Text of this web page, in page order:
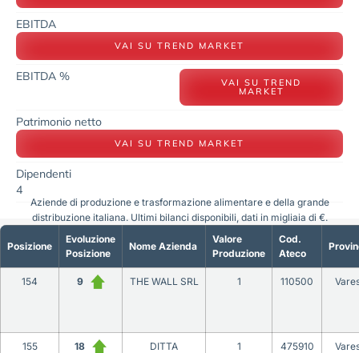
EBITDA
VAI SU TREND MARKET
EBITDA % VAI SU TREND
MARKET
Patrimonio netto
VAI SU TREND MARKET
Dipendenti
4
Posizione
Evoluzione
Posizione
Nome Azienda
Valore
Produzione
Cod.
Ateco
154 9 THE WALL SRL 1 110500
155 18
DITTA
1 475910
Aziende di produzione e trasformazione alimentare e della grande
distribuzione italiana. Ultimi bilanci disponibili, dati in migliaia di €.